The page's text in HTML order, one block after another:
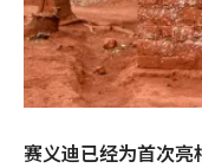
赛义迪已经为首次亮